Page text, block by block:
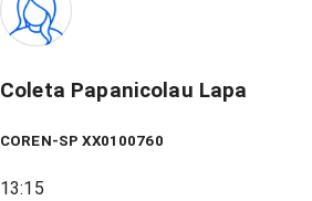
Coleta Papanicolau Lapa
COREN-SP XX0100760
13:15